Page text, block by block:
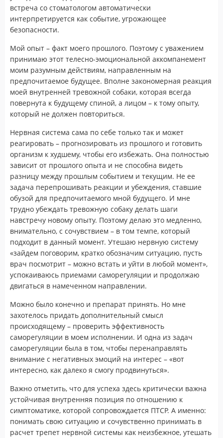
встреча со стоматологом автоматически
интерпретируется как событие, угрожающее
безопасности.
Мой опыт – факт моего прошлого. Поэтому с уважением
принимаю этот телесно-эмоциональной аккомпанемент
моим разумным действиям, направленным на
предпочитаемое будущее. Вполне закономерная реакция
моей внутренней тревожной собаки, которая всегда
повернута к будущему спиной, а лицом – к тому опыту,
который не должен повториться.
Нервная система сама по себе только так и может
реагировать – прогнозировать из прошлого и готовить
организм к худшему, чтобы его избежать. Она полностью
зависит от прошлого опыта и не способна видеть
разницу между прошлым событием и текущим. Не ее
задача перепрошивать реакции и убеждения, ставшие
обузой для предпочитаемого мной будущего. И мне
трудно убеждать тревожную собаку делать шаги
навстречу новому опыту. Поэтому делаю это медленно,
внимательно, с сочувствием – в том темпе, который
подходит в данный момент. Утешаю нервную систему
«зайдем поговорим, кратко обозначим ситуацию, пусть
врач посмотрит – можно встать и уйти в любой момент»,
успокаиваюсь приемами саморегуляции и продолжаю
двигаться в намеченном направлении.
Можно было конечно и препарат принять. Но мне
захотелось придать дополнительный смысл
происходящему – проверить эффективность
саморегуляции в моем исполнении. И одна из задач
саморегуляции была в том, чтобы перенаправлять
внимание с негативных эмоций на интерес – «вот
интересно, как далеко я смогу продвинуться».
Важно отметить, что для успеха здесь критически важна
устойчивая внутренняя позиция по отношению к
симптоматике, которой сопровождается ПТСР. А именно:
понимать свою ситуацию и сочувственно принимать в
расчет трепет нервной системы как неизбежное, утешать